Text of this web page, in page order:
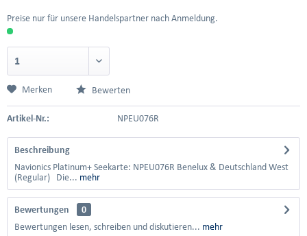
Preise nur für unsere Handelspartner nach Anmeldung.
Merken Bewerten
Artikel-Nr.: NPEU076R
Beschreibung
Navionics Platinum+ Seekarte: NPEU076R Benelux & Deutschland West
(Regular) Die... mehr
Bewertungen
0
Bewertungen lesen, schreiben und diskutieren... mehr